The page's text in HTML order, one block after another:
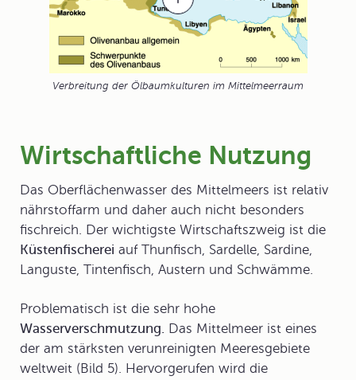
Verbreitung der Ölbaumkulturen im Mittelmeerraum
Wirtschaftliche Nutzung
Das Oberflächenwasser des Mittelmeers ist relativ
nährstoffarm und daher auch nicht besonders
fischreich. Der wichtigste Wirtschaftszweig ist die
Küstenfischerei auf Thunfisch, Sardelle, Sardine,
Languste, Tintenfisch, Austern und Schwämme.
Problematisch ist die sehr hohe
Wasserverschmutzung. Das Mittelmeer ist eines
der am stärksten verunreinigten Meeresgebiete
weltweit (Bild 5). Hervorgerufen wird die